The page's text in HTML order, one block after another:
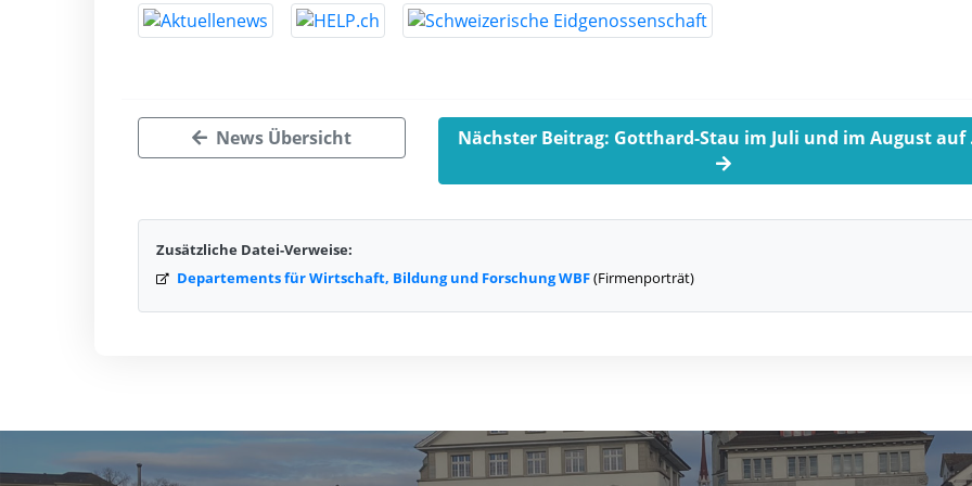
News Übersicht Nächster Beitrag: Gotthard-Stau im Juli und im August auf
Zusätzliche Datei-Verweise:
Departements für Wirtschaft, Bildung und Forschung WBF(Firmenporträt)